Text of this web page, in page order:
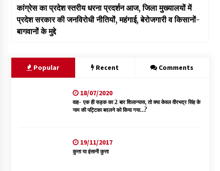
कांग्रेस का प्रदेश स्तरीय धरना प्रदर्शन आज, जिला मुख्यालयों में
प्रदेश सरकार की जनविरोधी नीतियों, महंगाई, बेरोजगारी व किसानों-
बागवानों के मुद्दे
Popular Recent Comments
18/07/2020
वाह- एक ही सड़क का 2 बार शिलान्यास, तो क्या केवल वीरभद्र सिंह के
नाम की पट्टिका बदलने को किया गया…?
19/11/2017
कुत्ता या इंसानी कुत्ता